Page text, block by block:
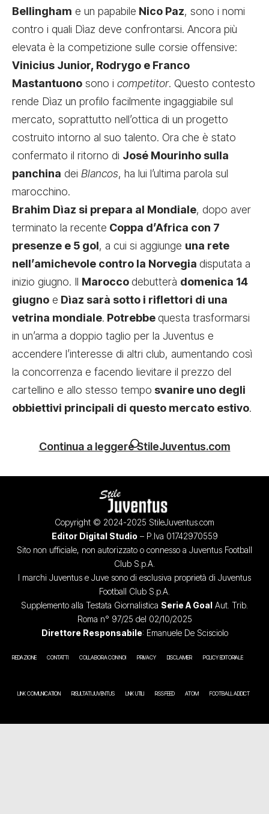
Bellingham e un papabile Nico Paz, sono i nomi
contro i quali Dìaz deve confrontarsi. Ancora più
elevata è la competizione sulle corsie offensive:
Vinicius Junior, Rodrygo e Franco
Mastantuono sono i competitor. Questo contesto
rende Dìaz un profilo facilmente ingaggiabile sul
mercato, soprattutto nell’ottica di un progetto
costruito intorno al suo talento. Ora che è stato
confermato il ritorno di José Mourinho sulla
panchina dei Blancos, ha lui l’ultima parola sul
marocchino.
Brahim Dìaz si prepara al Mondiale, dopo aver
terminato la recente Coppa d’Africa con 7
presenze e 5 gol, a cui si aggiunge una rete
nell’amichevole contro la Norvegia disputata a
inizio giugno. Il Maroccodebutterà domenica 14
giugno e Dìaz sarà sotto i riflettori di una
vetrina mondiale. Potrebbequesta trasformarsi
in un’arma a doppio taglio per la Juventus e
accendere l’interesse di altri club, aumentando così
la concorrenza e facendo lievitare il prezzo del
cartellino e allo stesso tempo svanire uno degli
obbiettivi principali di questo mercato estivo.
Continua a leggere StileJuventus.com
Copyright © 2024-2025 StileJuventus.com
Editor Digital Studio – P.Iva 01742970559
Sito non ufficiale, non autorizzato o connesso a Juventus Football
Club S.p.A.
I marchi Juventus e Juve sono di esclusiva proprietà di Juventus
Football Club S.p.A.
Supplemento alla Testata Giornalistica Serie A Goal Aut. Trib.
Roma n° 97/25 del 02/10/2025
Direttore Responsabile: Emanuele De Scisciolo
REDAZIONE CONTATTI COLLABORA CON NOI PRIVACY DISCLAIMER POLICY EDITORIALE
LINK COMUNICATION RISULTATI JUVENTUS LINK UTILI RSS FEED ATOM FOOTBALL ADDICT